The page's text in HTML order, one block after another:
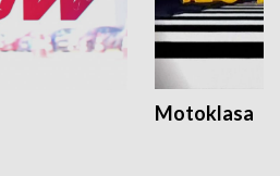
Motoklasa